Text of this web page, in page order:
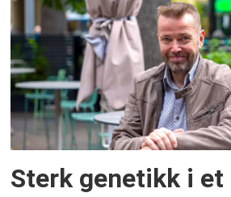
Sterk genetikk i et